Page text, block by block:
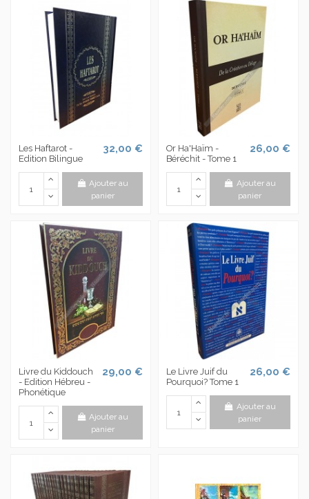
Les Haftarot -
Edition Bilingue
32,00 €
Ajouter au
panier
Or Ha'Haïm -
Béréchit - Tome 1
26,00 €
Ajouter au
panier
Livre du Kiddouch
- Edition Hébreu -
Phonétique
29,00 €
Ajouter au
panier
Le Livre Juif du
Pourquoi? Tome 1
26,00 €
Ajouter au
panier